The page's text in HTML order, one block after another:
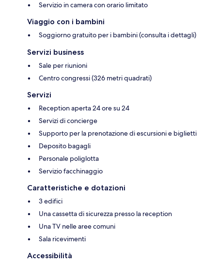
Servizio in camera con orario limitato
Viaggio con i bambini
Soggiorno gratuito per i bambini (consulta i dettagli)
Servizi business
Sale per riunioni
Centro congressi (326 metri quadrati)
Servizi
Reception aperta 24 ore su 24
Servizi di concierge
Supporto per la prenotazione di escursioni e biglietti
Deposito bagagli
Personale poliglotta
Servizio facchinaggio
Caratteristiche e dotazioni
3 edifici
Una cassetta di sicurezza presso la reception
Una TV nelle aree comuni
Sala ricevimenti
Accessibilità